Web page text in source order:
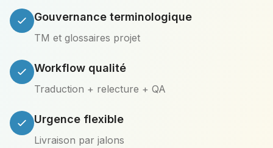
Gouvernance terminologique
TM et glossaires projet
Workflow qualité
Traduction + relecture + QA
Urgence flexible
Livraison par jalons